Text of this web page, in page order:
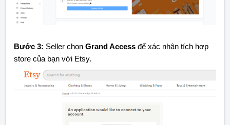
Bước 3: Seller chọn Grand Access để xác nhận tích hợp
store của bạn với Etsy.